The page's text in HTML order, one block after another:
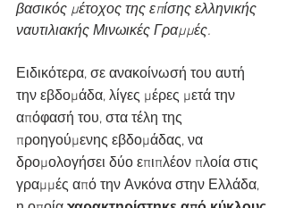
βασικός μέτοχος της επίσης ελληνικής
ναυτιλιακής Μινωικές Γραμμές.
Ειδικότερα, σε ανακοίνωσή του αυτή
την εβδομάδα, λίγες μέρες μετά την
απόφασή του, στα τέλη της
προηγούμενης εβδομάδας, να
δρομολογήσει δύο επιπλέον πλοία στις
γραμμές από την Ανκόνα στην Ελλάδα,